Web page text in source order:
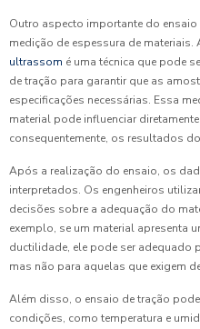
Outro aspecto importante do ensaio
medição de espessura de materiais.
ultrassom é uma técnica que pode
de tração para garantir que as
especificações necessárias. Essa
material pode influenciar
consequentemente, os resultados
Após a realização do ensaio, os
interpretados. Os engenheiros
decisões sobre a adequação do
exemplo, se um material apresenta
ductilidade, ele pode ser adequado
mas não para aquelas que exigem
Além disso, o ensaio de tração
condições, como temperatura e